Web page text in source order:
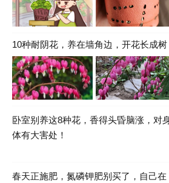
10种耐阴花，养在墙角边，开花长成树
卧室别养这8种花，香得头昏脑涨，对
体有大害处！
春天正施肥，氮磷钾肥别买了，自己在